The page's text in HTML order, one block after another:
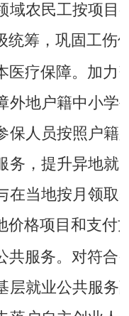
域农民工按项
统筹，巩固工伤
医疗保障。 加力
外地户籍中小
保人员按照户
务，提升异地
在当地按月领
价格项目和支付
共服务。对符合
层就业公共服